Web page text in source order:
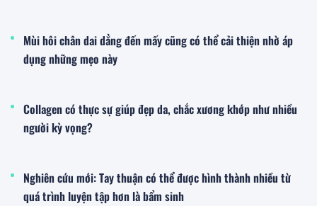
Mùi hôi chân dai dẳng đến mấy cũng có thể cải thiện nhờ áp
dụng những mẹo này
Collagen có thực sự giúp đẹp da, chắc xương khớp như nhiều
người kỳ vọng?
Nghiên cứu mới: Tay thuận có thể được hình thành nhiều từ
quá trình luyện tập hơn là bẩm sinh